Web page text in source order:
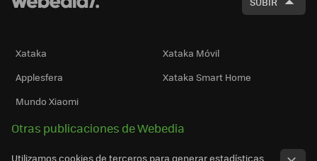
Xataka
Xataka Móvil
Applesfera
Xataka Smart Home
Mundo Xiaomi
Otras publicaciones de Webedia
Utilizamos cookies de terceros para generar estadísticas